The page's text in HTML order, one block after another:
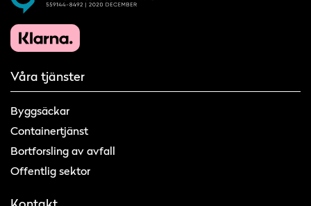
Våra tjänster
Byggsäckar
Containertjänst
Bortforsling av avfall
Offentlig sektor